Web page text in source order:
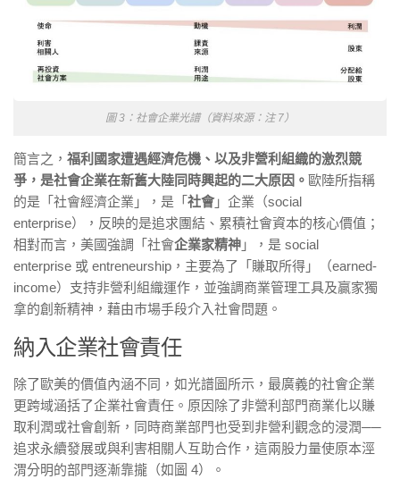
圖 3：社會企業光譜（資料來源：注 7）
簡言之， 福利國家遭遇經濟危機、以及非營利組織的激烈競
爭，是社會企業在新舊大陸同時興起的二大原因。 歐陸所指稱
的是「社會經濟企業」，是「 社會」企業（social
enterprise），反映的是追求團結、累積社會資本的核心價值；
相對而言，美國強調「社會企業家精神 」，是 social
enterprise 或 entreneurship ，主要為了「賺取所得」（earned-
income）支持非營利組織運作，並強調商業管理工具及贏家獨
拿的創新精神，藉由巿場手段介入社會問題。
納入企業社會責任
除了歐美的價值內涵不同，如光譜圖所示，最廣義的社會企業
更跨域涵括了企業社會責任。原因除了非營利部門商業化以賺
取利潤或社會創新，同時商業部門也受到非營利觀念的浸潤──
追求永續發展或與利害相關人互助合作，這兩股力量使原本涇
渭分明的部門逐漸靠攏（如圖 4）。